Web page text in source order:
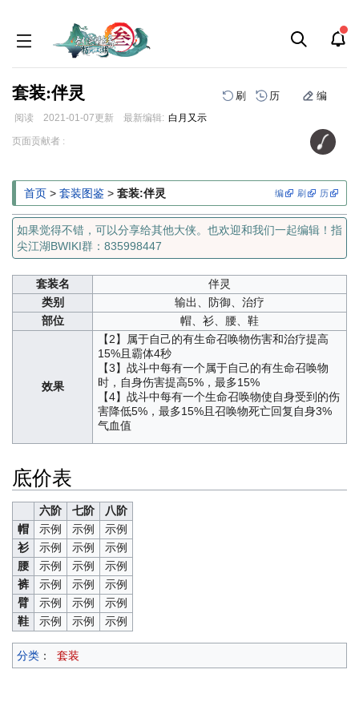
套装:伴灵 刷 历 编
阅读 2021-01-07更新 最新编辑: 白月又示
跳
航
跳
索
页面贡献者 :
编 刷 历
首页 > 套装图鉴 > 套装:伴灵
如果觉得不错，可以分享给其他大侠。也欢迎和我们一起编辑！指
尖江湖BWIKI群：835998447
套装名
伴灵
类别
输出、防御、治疗
部位
帽、衫、腰、鞋
效果
【2】属于自己的有生命召唤物伤害和治疗提高
15%且霸体4秒
【3】战斗中每有一个属于自己的有生命召唤物
时，自身伤害提高5%，最多15%
【4】战斗中每有一个生命召唤物使自身受到的伤
害降低5%，最多15%且召唤物死亡回复自身3%
气血值
底价表
六阶 七阶
八阶
帽
示例 示例
示例
衫
示例 示例
示例
腰
示例 示例
示例
裤
示例 示例
示例
臂
示例 示例
示例
鞋
示例 示例 示例
分类 ： 套装